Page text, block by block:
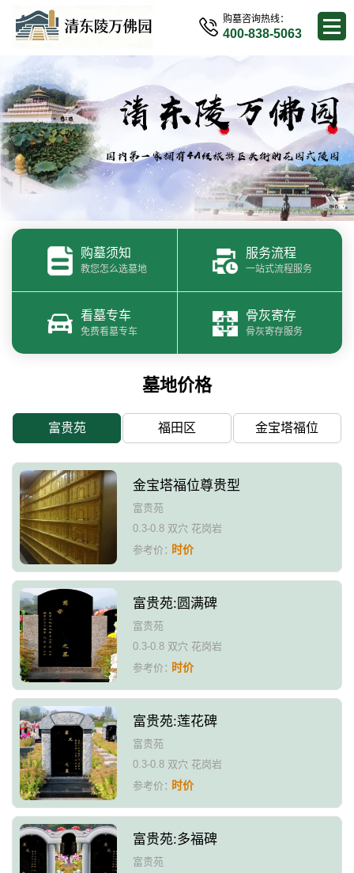
购墓咨询热线：
400-838-5063
购墓须知
教您怎么选墓地
服务流程
一站式流程服务
看墓专车
免费看墓专车
骨灰寄存
骨灰寄存服务
墓地价格
富贵苑 福田区 金宝塔福位
金宝塔福位尊贵型
富贵苑
0.3-0.8 双穴 花岗岩
参考价：时价
富贵苑:圆满碑
富贵苑
0.3-0.8 双穴 花岗岩
参考价：时价
富贵苑:莲花碑
富贵苑
0.3-0.8 双穴 花岗岩
参考价：时价
富贵苑:多福碑
富贵苑